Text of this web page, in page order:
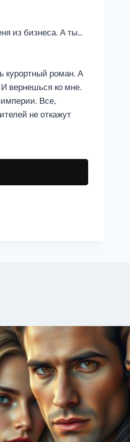
из бизнеса. А ты…
курортный роман. А
вернешься ко мне.
Все,
не откажут